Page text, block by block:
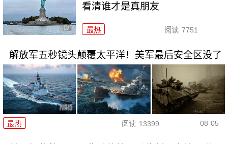
看清谁才是真朋友
最热 阅读 7751
解放军五秒镜头颠覆太平洋！美军最后安全区没了
最热 阅读 13399 08-05